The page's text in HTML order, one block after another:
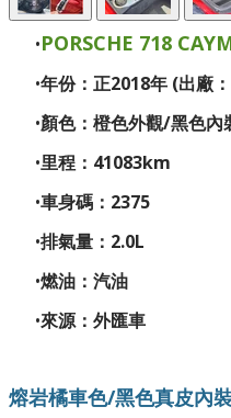
PORSCHE 718
年份：正2018年 (出廠
顏色：橙色外觀/黑色內
里程：41083km
車身碼：2375
排氣量：2.0L
燃油：汽油
來源：外匯車
熔岩橘車色/黑色真皮內